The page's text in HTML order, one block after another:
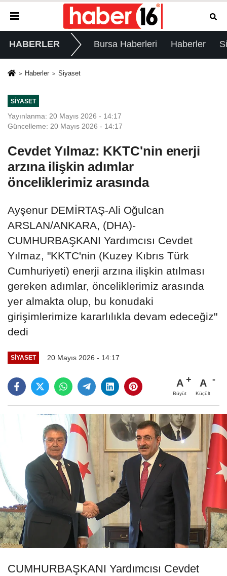
HABERLER Bursa Haberleri Haberler
Haberler Siyaset
SIYASET
Yayınlanma: 20 Mayıs 2026 - 14:17
Güncelleme: 20 Mayıs 2026 - 14:17
Cevdet Yılmaz: KKTC'nin enerji
arzına ilişkin adımlar
önceliklerimiz arasında
Ayşenur DEMİRTAŞ-Ali Oğulcan
ARSLAN/ANKARA, (DHA)-
CUMHURBAŞKANI Yardımcısı Cevdet
Yılmaz, "KKTC'nin (Kuzey Kıbrıs Türk
Cumhuriyeti) enerji arzına ilişkin atılması
gereken adımlar, önceliklerimiz arasında
yer almakta olup, bu konudaki
girişimlerimize kararlılıkla devam edeceğiz"
dedi
SIYASET 20 Mayıs 2026 - 14:17
A
Büyüt
A
Küçült
CUMHURBAŞKANI Yardımcısı Cevdet